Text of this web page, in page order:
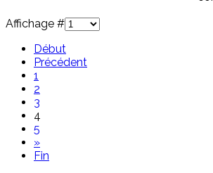
Affichage #
Début
Précédent
1
2
3
4
5
»
Fin